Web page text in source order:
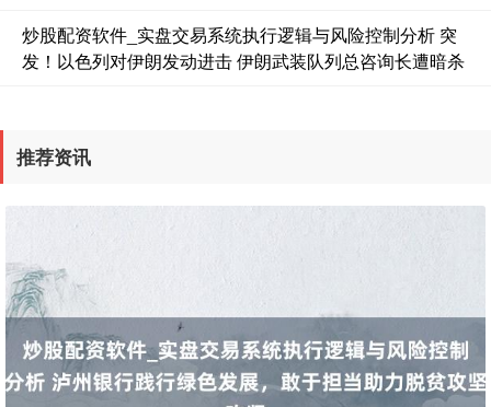
期指IC0 7877.80 +164.40 +2.13%
炒股配资软件_实盘交易系统执行逻辑与风险控制分析 突
发！以色列对伊朗发动进击 伊朗武装队列总咨询长遭暗杀
推荐资讯